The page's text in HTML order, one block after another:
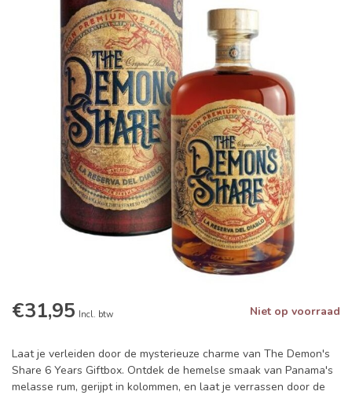
€31,95 Incl. btw Niet op voorraad
Laat je verleiden door de mysterieuze charme van The Demon's
Share 6 Years Giftbox. Ontdek de hemelse smaak van Panama's
melasse rum, gerijpt in kolommen, en laat je verrassen door de